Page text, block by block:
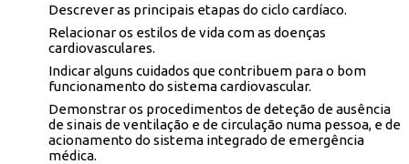
Descrever as principais etapas do ciclo cardíaco.
Relacionar os estilos de vida com as doenças
cardiovasculares.
Indicar alguns cuidados que contribuem para o bom
funcionamento do sistema cardiovascular.
Demonstrar os procedimentos de deteção de ausência
de sinais de ventilação e de circulação numa pessoa, e de
acionamento do sistema integrado de emergência
médica.